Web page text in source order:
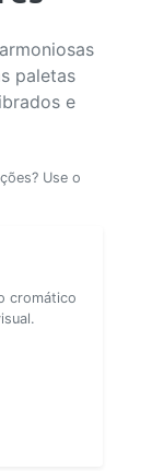
paletas
e
Use o
cromático